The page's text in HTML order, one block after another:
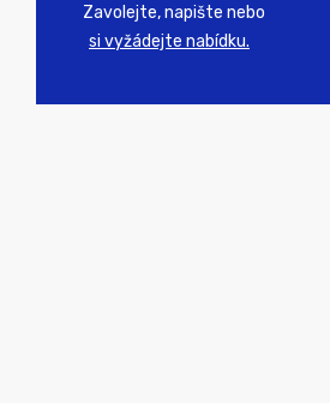
Zavolejte, napište nebo
si vyžádejte nabídku.